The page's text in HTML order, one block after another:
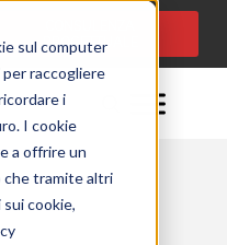
sul computer
raccogliere
i
I cookie
a offrire un
che tramite altri
cookie,
PROGETTUALE